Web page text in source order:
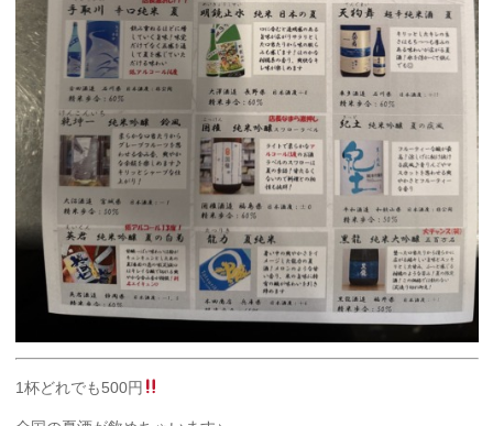
1杯どれでも500円